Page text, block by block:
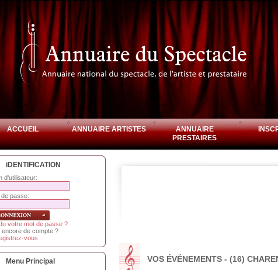
ACCUEIL ANNUAIRE ARTISTES
ANNUAIRE
PRESTAIRES
iDENTIFICATION
d'utilisateur:
de passe:
votre mot de passe ?
encore de compte ?
vous
Menu Principal VOS ÉVÉNEMENTS - (16)